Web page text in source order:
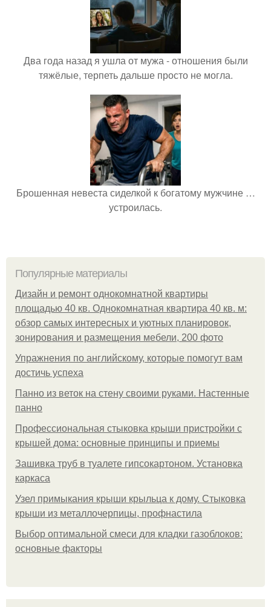
Два года назад я ушла от мужа - отношения были
тяжёлые, терпеть дальше просто не могла.
Брошенная невеста сиделкой к богатому мужчине …
устроилась.
Популярные материалы
Дизайн и ремонт однокомнатной квартиры
площадью 40 кв. Однокомнатная квартира 40 кв. м:
обзор самых интересных и уютных планировок,
зонирования и размещения мебели, 200 фото
Упражнения по английскому, которые помогут вам
достичь успеха
Панно из веток на стену своими руками. Настенные
панно
Профессиональная стыковка крыши пристройки с
крышей дома: основные принципы и приемы
Зашивка труб в туалете гипсокартоном. Установка
каркаса
Узел примыкания крыши крыльца к дому. Стыковка
крыши из металлочерпицы, профнастила
Выбор оптимальной смеси для кладки газоблоков:
основные факторы